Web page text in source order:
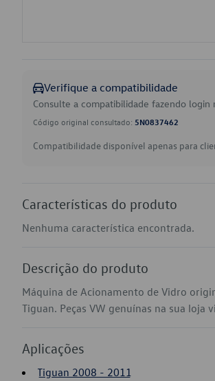
Verifique a compatibilidade
Consulte a compatibilidade fazendo login
Código original consultado: 5N0837462
Compatibilidade disponível apenas para
Características do produto
Nenhuma característica encontrada.
Descrição do produto
Máquina de Acionamento de Vidro
Tiguan. Peças VW genuínas na sua loja
Aplicações
Tiguan 2008 - 2011